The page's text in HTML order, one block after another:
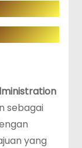
sebagai
yang